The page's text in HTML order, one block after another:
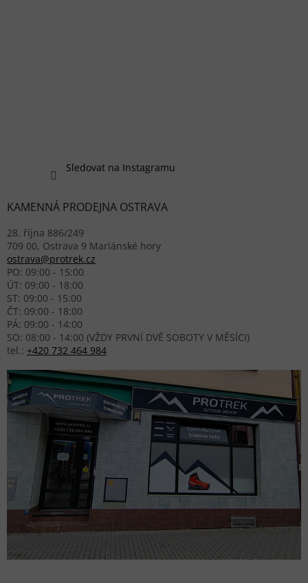
Sledovat na Instagramu
KAMENNÁ PRODEJNA OSTRAVA
28. října 886/249
709 00, Ostrava 9 Mariánské hory
ostrava@protrek.cz
PO: 09:00 - 15:00
ÚT: 09:00 - 18:00
ST: 09:00 - 15:00
ČT: 09:00 - 18:00
PÁ: 09:00 - 14:00
SO: 08:00 - 14:00 (VŽDY PRVNÍ DVĚ SOBOTY V MĚSÍCI)
tel.: +420 732 464 984